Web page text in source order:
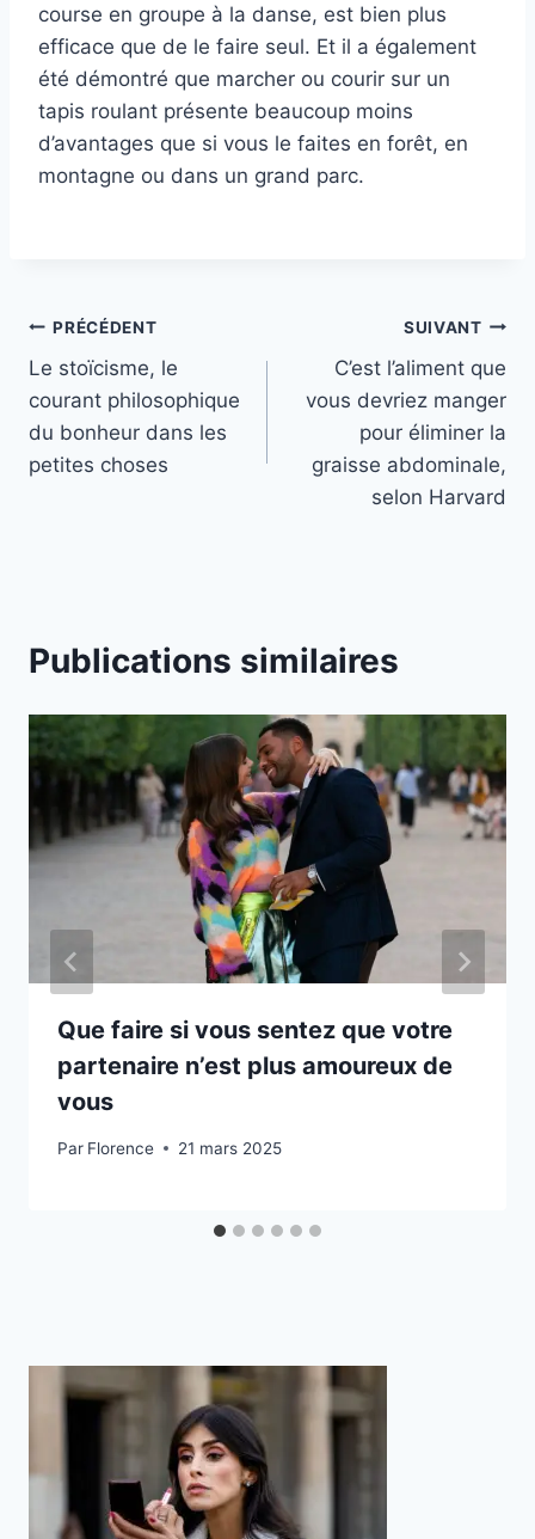
course en groupe à la danse, est bien plus
efficace que de le faire seul. Et il a également
été démontré que marcher ou courir sur un
tapis roulant présente beaucoup moins
d’avantages que si vous le faites en forêt, en
montagne ou dans un grand parc.
Navigation
de
l’article
PRÉCÉDENT
Le stoïcisme, le
courant philosophique
du bonheur dans les
petites choses
SUIVANT
C’est l’aliment que
vous devriez manger
pour éliminer la
graisse abdominale,
selon Harvard
Publications similaires
Que faire si vous sentez que votre
partenaire n’est plus amoureux de
vous
Par Florence 21 mars 2025